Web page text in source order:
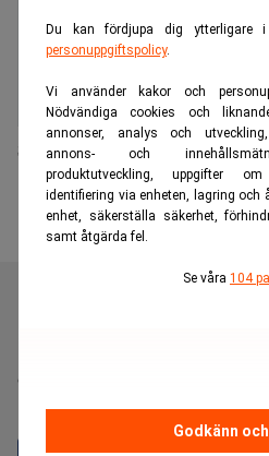
Du kan fördjupa dig ytterligare
personuppgiftspolicy.
Vi använder kakor och
Nödvändiga cookies och
annonser, analys och
annons- och
produktutveckling, uppgifter
identifiering via enheten, lagring
enhet, säkerställa säkerhet,
samt åtgärda fel.
Se våra 104
Godkänn
SEK bäst på
dig som vill fördjupa dig inom
näringslivsnyheter.